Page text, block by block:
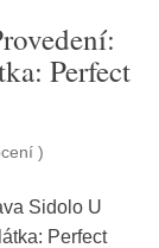
Perfect
)
Sidolo U
Perfect